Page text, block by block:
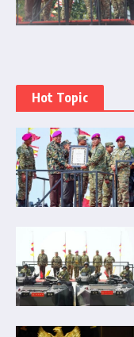
Hot Topic